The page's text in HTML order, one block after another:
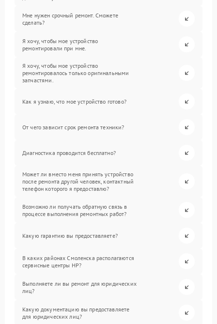
Мне нужен срочный ремонт. Сможете
сделать?
Я хочу, чтобы мое устройство
ремонтировали при мне.
Я хочу, чтобы мое устройство
ремонтировалось только оригинальными
запчастями.
Как я узнаю, что мое устройство готово?
От чего зависит срок ремонта техники?
Диагностика проводится бесплатно?
Может ли вместо меня принять устройство
после ремонта другой человек, контактный
телефон которого я предоставлю?
Возможно ли получать обратную связь в
процессе выполнения ремонтных работ?
Какую гарантию вы предоставляете?
В каких районах Смоленска располагаются
сервисные центры HP?
Выполняете ли вы ремонт для юридических
лиц?
Какую документацию вы предоставляете
для юридических лиц?